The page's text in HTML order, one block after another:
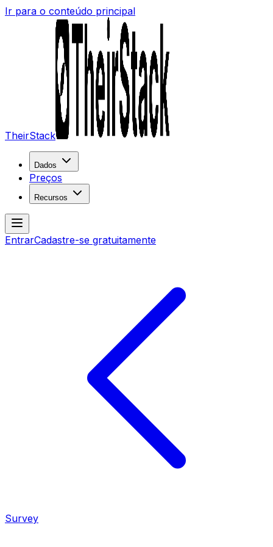
Ir para o conteúdo principal
TheirStack
Dados
Preços
Recursos
EntrarCadastre-se gratuitamente
Survey